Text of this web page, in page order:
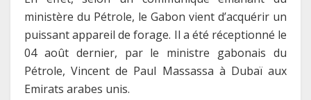
ministère du Pétrole, le Gabon vient d’acquérir un
puissant appareil de forage. Il a été réceptionné le
04 août dernier, par le ministre gabonais du
Pétrole, Vincent de Paul Massassa à Dubaï aux
Emirats arabes unis.